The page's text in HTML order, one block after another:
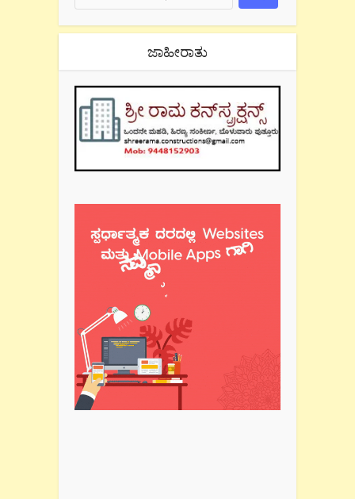
ಜಾಹೀರಾತು